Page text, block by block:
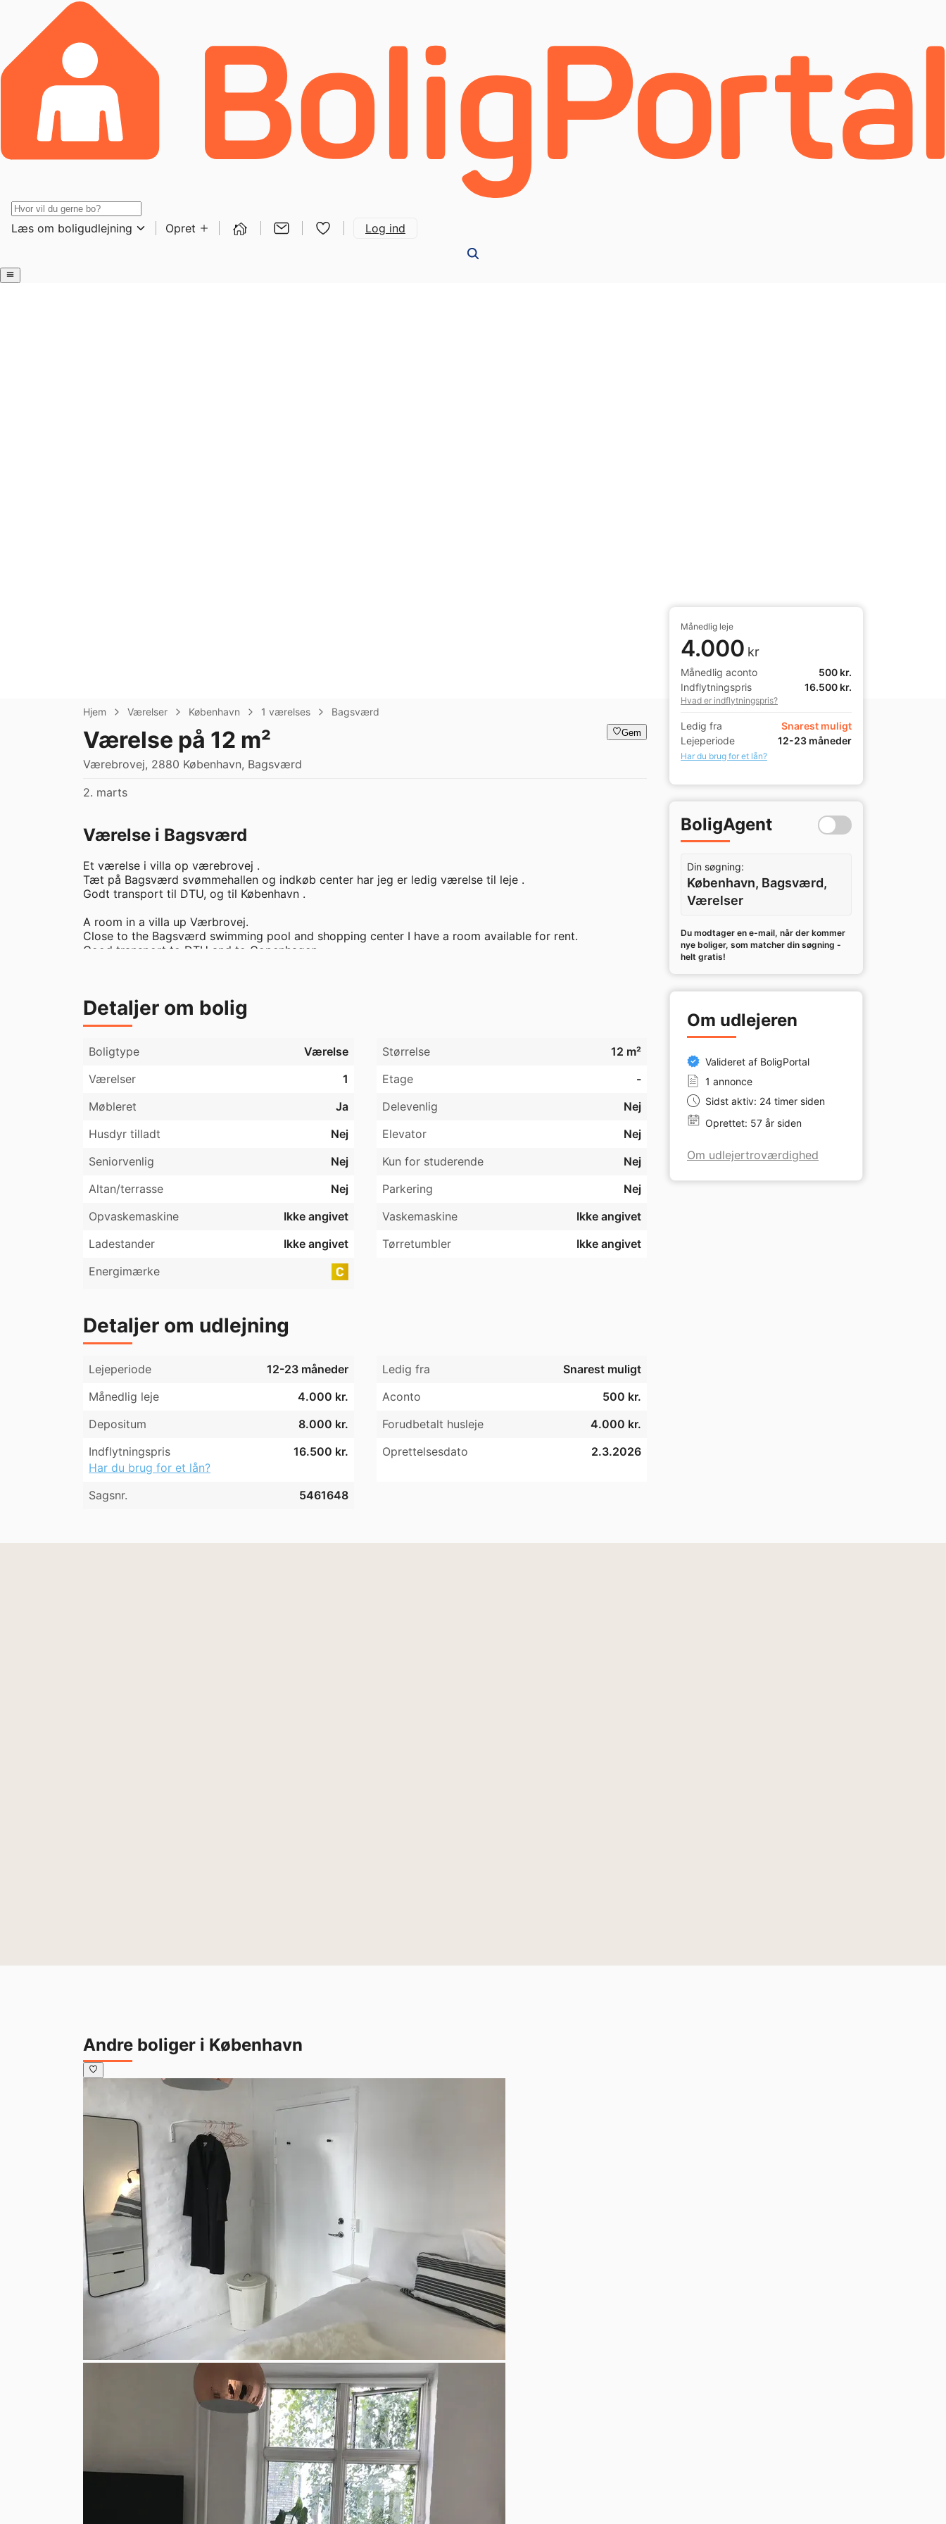
Læs om boligudlejning Opret Log ind
Hjem Værelser København 1 værelses Bagsværd
Værelse på 12 m²
Værebrovej, 2880 København, Bagsværd
Gem
2. marts
Værelse i Bagsværd
Et værelse i villa op værebrovej .
Tæt på Bagsværd svømmehallen og indkøb center har jeg er ledig værelse til leje .
Godt transport til DTU, og til København .
A room in a villa up Værbrovej.
Close to the Bagsværd swimming pool and shopping center I have a room available for rent.
Good transport to DTU and to Copenhagen
Detaljer om bolig
Boligtype Værelse Størrelse
12 m²
Værelser
1 Etage
-
Møbleret
Ja Delevenlig
Nej
Husdyr tilladt
Nej Elevator
Nej
Seniorvenlig
Nej Kun for studerende
Nej
Altan/terrasse
Nej Parkering
Nej
Opvaskemaskine
Ikke angivet Vaskemaskine
Ikke angivet
Ladestander
Ikke angivet Tørretumbler
Ikke angivet
Energimærke
Detaljer om udlejning
Lejeperiode 12-23 måneder Ledig fra
Snarest muligt
Månedlig leje
4.000 kr. Aconto
500 kr.
Depositum
8.000 kr. Forudbetalt husleje
4.000 kr.
Indflytningspris
16.500 kr.
Har du brug for et lån?
Oprettelsesdato 2.3.2026
Sagsnr. 5461648
Månedlig leje
4.000 kr
Månedlig aconto
500 kr.
Indflytningspris
16.500 kr.
Hvad er indflytningspris?
Ledig fra
Snarest muligt
Lejeperiode
12-23 måneder
Har du brug for et lån?
BoligAgent
Din søgning:
København, Bagsværd,
Værelser
Du modtager en e-mail, når der kommer
nye boliger, som matcher din søgning -
helt gratis!
Om udlejeren
Valideret af BoligPortal
1 annonce
Sidst aktiv: 24 timer siden
Oprettet: 57 år siden
Om udlejertroværdighed
Andre boliger i København